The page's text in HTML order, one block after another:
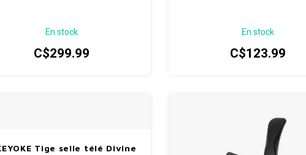
En stock
C$299.99
En stock
C$123.99
Tige selle télé Divine